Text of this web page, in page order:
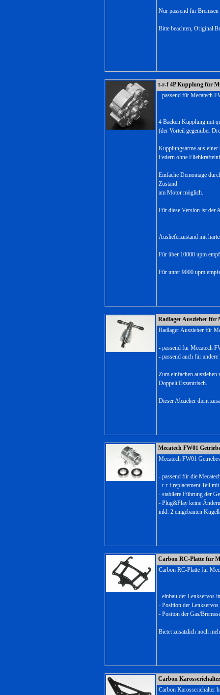
Nur passend für
Bitte beachten, Original
t-r-f 4P Kupplung für
- passend für Mecatech
4 Backen Kupplung mit
(der Vorteil gegenüber
Kupplungsarme aus
Federn ohne
Einfache Demontage
Zustand
am Motor möglich.
Für diese Version ist
Auslieferzustand mit
Für über 10000 upm
Für unter 9000 upm
Radlager Auszieher für
Radlager Auszieher für
- passend für Mecatech
- passend auch für
Zum einfachen ausziehen
Doppelt Exzentrisch.
Dieser Abzieher dient
Mecatech FW01
Mecatech FW01
- passend für die
- t-r-f replacement Teil
- stabilere Führung der
- Plug&Play keine
inkl. 2 eingebauten
Carbon RC-Platte für
Carbon RC-Platte für
- einbau der Lenkservos
- Position der Lenkservos
- Positon der Gas/
Bietet zusätzlich noch
Carbon
Carbon Karosseriehalter